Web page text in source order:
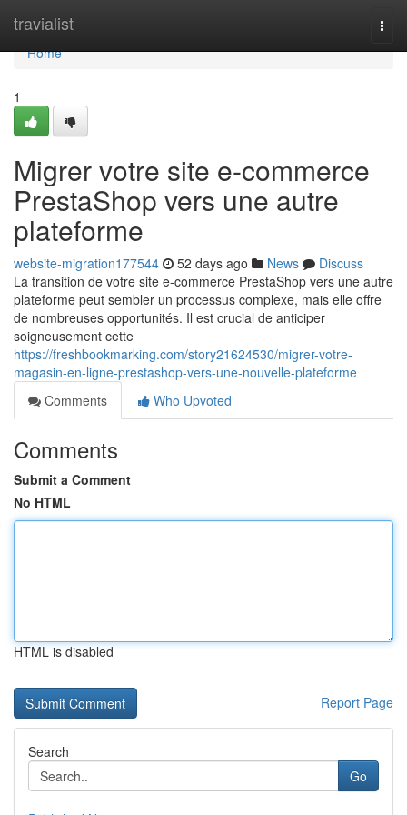
travialist
Home
Home
1
Migrer votre site e-commerce
PrestaShop vers une autre
plateforme
website-migration177544 52 days ago News
Discuss
La transition de votre site e-commerce PrestaShop vers une autre
plateforme peut sembler un processus complexe, mais elle offre
de nombreuses opportunités. Il est crucial de anticiper
soigneusement cette
https://freshbookmarking.com/story21624530/migrer-votre-
magasin-en-ligne-prestashop-vers-une-nouvelle-plateforme
Comments
Who Upvoted
Comments
Submit a Comment
No HTML
HTML is disabled
Report Page
Search
Go